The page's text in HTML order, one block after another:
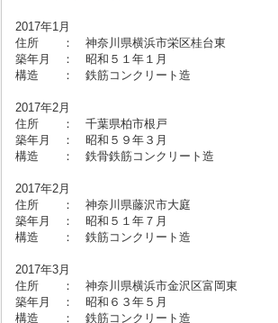
2017年1月
住所 ： 神奈川県横浜市栄区桂台
築年月 ： 昭和５１年１
構造 ： 鉄筋コンクリート造
2017年2月
住所 ： 千葉県柏市根戸 物件
築年月 ： 昭和５９年３
構造 ： 鉄骨鉄筋コンクリート造
2017年2月
住所 ： 神奈川県藤沢市大庭
築年月 ： 昭和５１年７
構造 ： 鉄筋コンクリート造
2017年3月
住所 ： 神奈川県横浜市金沢区富岡東
築年月 ： 昭和６３年５
構造 ： 鉄筋コンクリート造